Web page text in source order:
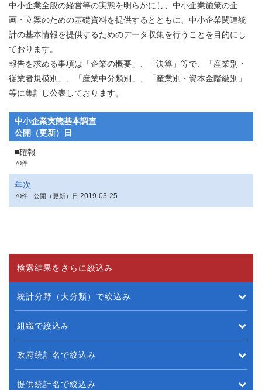
中小企業全般の経営等の実態を明らかにし、中小企業施策の企
画・立案のための基礎資料を提供するとともに、中小企業関連統
計の基本情報を提供するためのデータ収集を行うことを目的にし
ております。
報告を求める事項は「企業の概要」、「決算」等で、「産業別・
従業者規模別」、「産業中分類別」、「産業別・資本金階級別」
等に集計し公表しております。
中小企業実態基本調査
公開（更新）日
■確報
70件
年次
70件 公開（更新）日 2019-03-25
検索結果をさらに絞込み
統計分野（大分類）で絞込み
組織で絞込み
政府統計名で絞込み
提供統計名で絞込み